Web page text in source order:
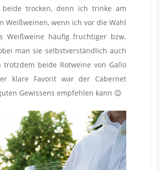
trocken, denn ich trinke am
Weißweinen, wenn ich vor die Wahl
Weißweine häufig fruchtiger bzw.
man sie selbstverständlich auch
beide Rotweine von Gallo
klare Favorit war der Cabernet
Gewissens empfehlen kann 😉